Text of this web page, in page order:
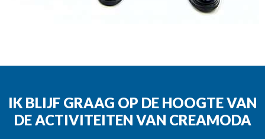
IK BLIJF GRAAG OP DE HOOGTE VAN
DE ACTIVITEITEN VAN CREAMODA